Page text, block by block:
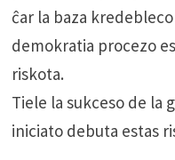
ĉar la baza
demokratia procezo
riskota.
Tiele la sukceso de la
iniciato debuta estas